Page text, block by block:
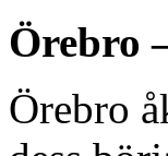
Örebro
Örebro